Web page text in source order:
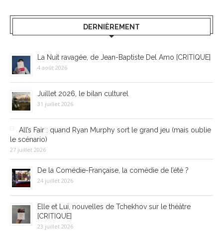
DERNIÈREMENT
La Nuit ravagée, de Jean-Baptiste Del Amo [CRITIQUE]
4 août 2026
Juillet 2026, le bilan culturel
31 juillet 2026
All’s Fair : quand Ryan Murphy sort le grand jeu (mais oublie
le scénario)
27 juillet 2026
De la Comédie-Française, la comédie de l’été ?
24 juillet 2026
Elle et Lui, nouvelles de Tchekhov sur le théâtre
[CRITIQUE]
23 juillet 2026